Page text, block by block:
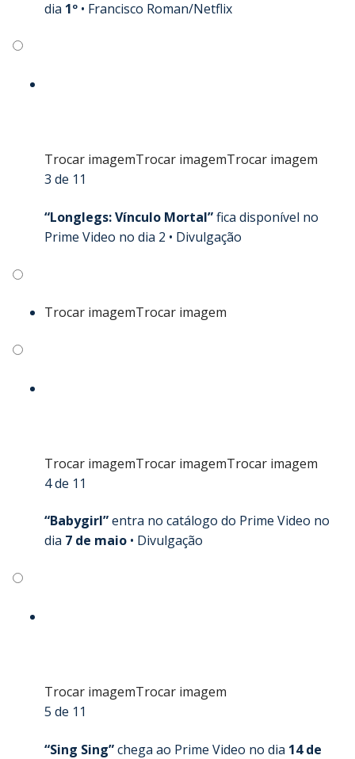
dia 1º • Francisco Roman/Netflix
Trocar imagemTrocar imagemTrocar imagem
3 de 11
“Longlegs: Vínculo Mortal”fica disponível no
Prime Video no dia 2 • Divulgação
Trocar imagemTrocar imagem
Trocar imagemTrocar imagemTrocar imagem
4 de 11
“Babygirl”entra no catálogo do Prime Video no
dia 7 de maio • Divulgação
Trocar imagemTrocar imagem
5 de 11
“Sing Sing”chega ao Prime Video no dia 14 de